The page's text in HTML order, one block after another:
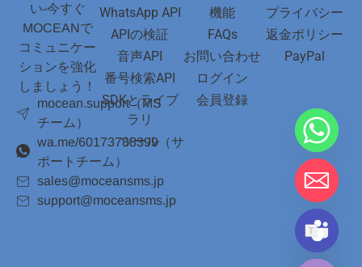
い-今すぐ
MOCEANで
コミュニケー
ションを強化
しましょう！
mocean.support（MS
チーム）
wa.me/60173788399（サ
ポートチーム）
sales@moceansms.jp
support@moceansms.jp
WhatsApp API
APIの検証
音声API
番号検索API
SDKとライブ
ラリ
ツール
機能
FAQs
お問い合わせ
ログイン
会員登録
プライバシー
返金ポリシー
PayPal
おしゃべりを隠す